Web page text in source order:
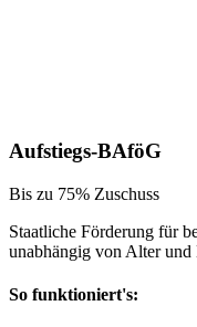
Aufstiegs-BAföG
Bis zu 75% Zuschuss
Staatliche Förderung für
unabhängig von Alter und
So funktioniert's: